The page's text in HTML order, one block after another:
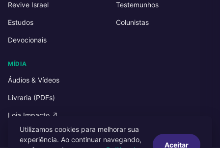
Revive Israel
Estudos
Devocionais
Testemunhos
Colunistas
MÍDIA
Áudios & Vídeos
Livraria (PDFs)
Loja Impacto ↗
Utilizamos cookies para melhorar sua
experiência. Ao continuar navegando,
Aceitar